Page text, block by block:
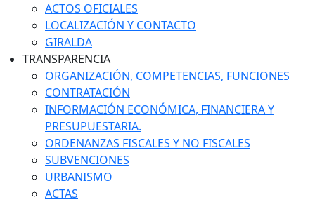
ACTOS OFICIALES
LOCALIZACIÓN Y CONTACTO
GIRALDA
TRANSPARENCIA
ORGANIZACIÓN, COMPETENCIAS, FUNCIONES
CONTRATACIÓN
INFORMACIÓN ECONÓMICA, FINANCIERA Y
PRESUPUESTARIA.
ORDENANZAS FISCALES Y NO FISCALES
SUBVENCIONES
URBANISMO
ACTAS